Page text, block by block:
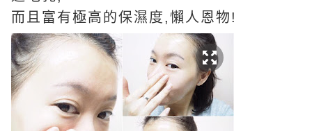
而且富有極高的保濕度,懶人恩物!